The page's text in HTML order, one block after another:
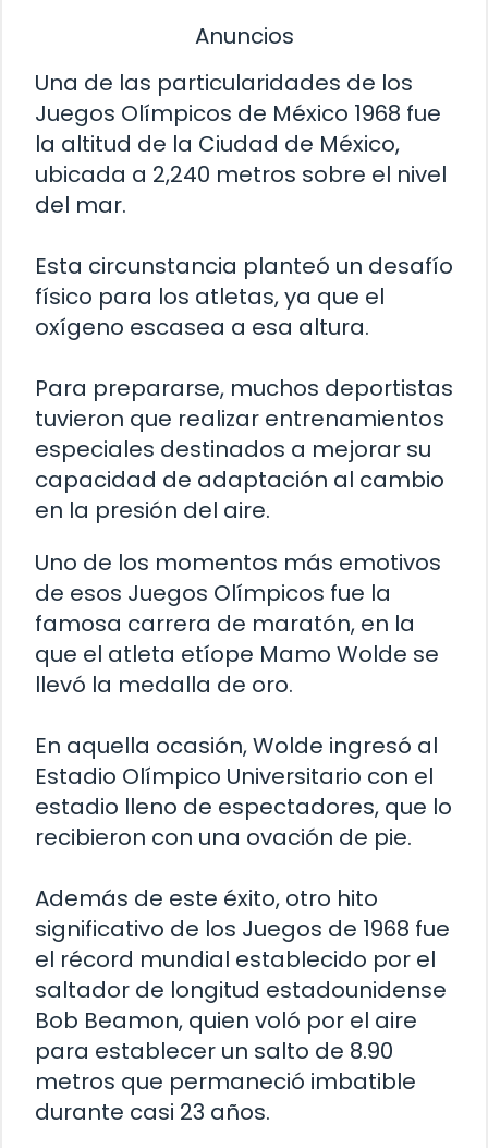
Anuncios
Una de las particularidades de los
Juegos Olímpicos de México 1968 fue
la altitud de la Ciudad de México,
ubicada a 2,240 metros sobre el nivel
del mar.
Esta circunstancia planteó un desafío
físico para los atletas, ya que el
oxígeno escasea a esa altura.
Para prepararse, muchos deportistas
tuvieron que realizar entrenamientos
especiales destinados a mejorar su
capacidad de adaptación al cambio
en la presión del aire.
Uno de los momentos más emotivos
de esos Juegos Olímpicos fue la
famosa carrera de maratón, en la
que el atleta etíope Mamo Wolde se
llevó la medalla de oro.
En aquella ocasión, Wolde ingresó al
Estadio Olímpico Universitario con el
estadio lleno de espectadores, que lo
recibieron con una ovación de pie.
Además de este éxito, otro hito
significativo de los Juegos de 1968 fue
el récord mundial establecido por el
saltador de longitud estadounidense
Bob Beamon, quien voló por el aire
para establecer un salto de 8.90
metros que permaneció imbatible
durante casi 23 años.